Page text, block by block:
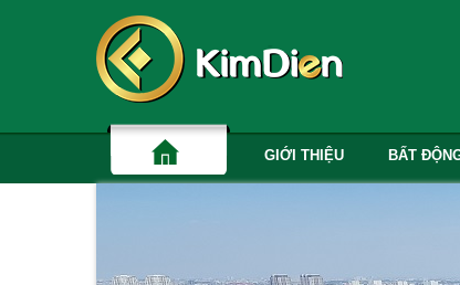
GIỚI THIỆU BẤT